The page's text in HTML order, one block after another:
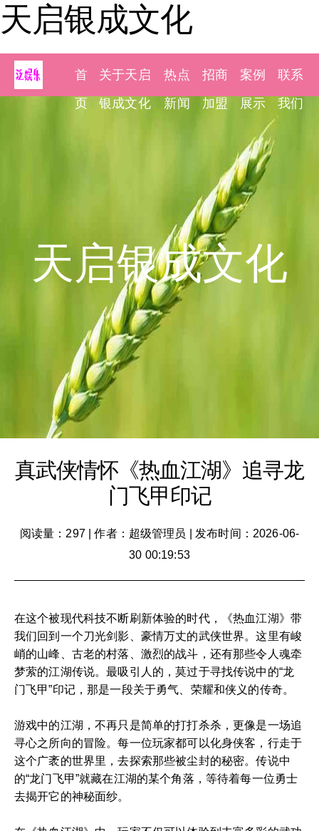
天启银成文化
首
页
关于天启
银成文化
热点
新闻
招商
加盟
案例
展示
联系
我们
天启银成文化
真武侠情怀《热血江湖》追寻龙
门飞甲印记
阅读量：297|作者：超级管理员
发布时间：2026-06-
30 00:19:53
在这个被现代科技不断刷新体验的时代，《热血江湖》带
我们回到一个刀光剑影、豪情万丈的武侠世界。这里有峻
峭的山峰、古老的村落、激烈的战斗，还有那些令人魂牵
梦萦的江湖传说。最吸引人的，莫过于寻找传说中的“龙
门飞甲”印记，那是一段关于勇气、荣耀和侠义的传奇。
游戏中的江湖，不再只是简单的打打杀杀，更像是一场追
寻心之所向的冒险。每一位玩家都可以化身侠客，行走于
这个广袤的世界里，去探索那些被尘封的秘密。传说中
的“龙门飞甲”就藏在江湖的某个角落，等待着每一位勇士
去揭开它的神秘面纱。